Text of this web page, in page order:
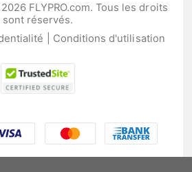
FLYPRO.com. Tous les droits
sont réservés.
Conditions d'utilisation